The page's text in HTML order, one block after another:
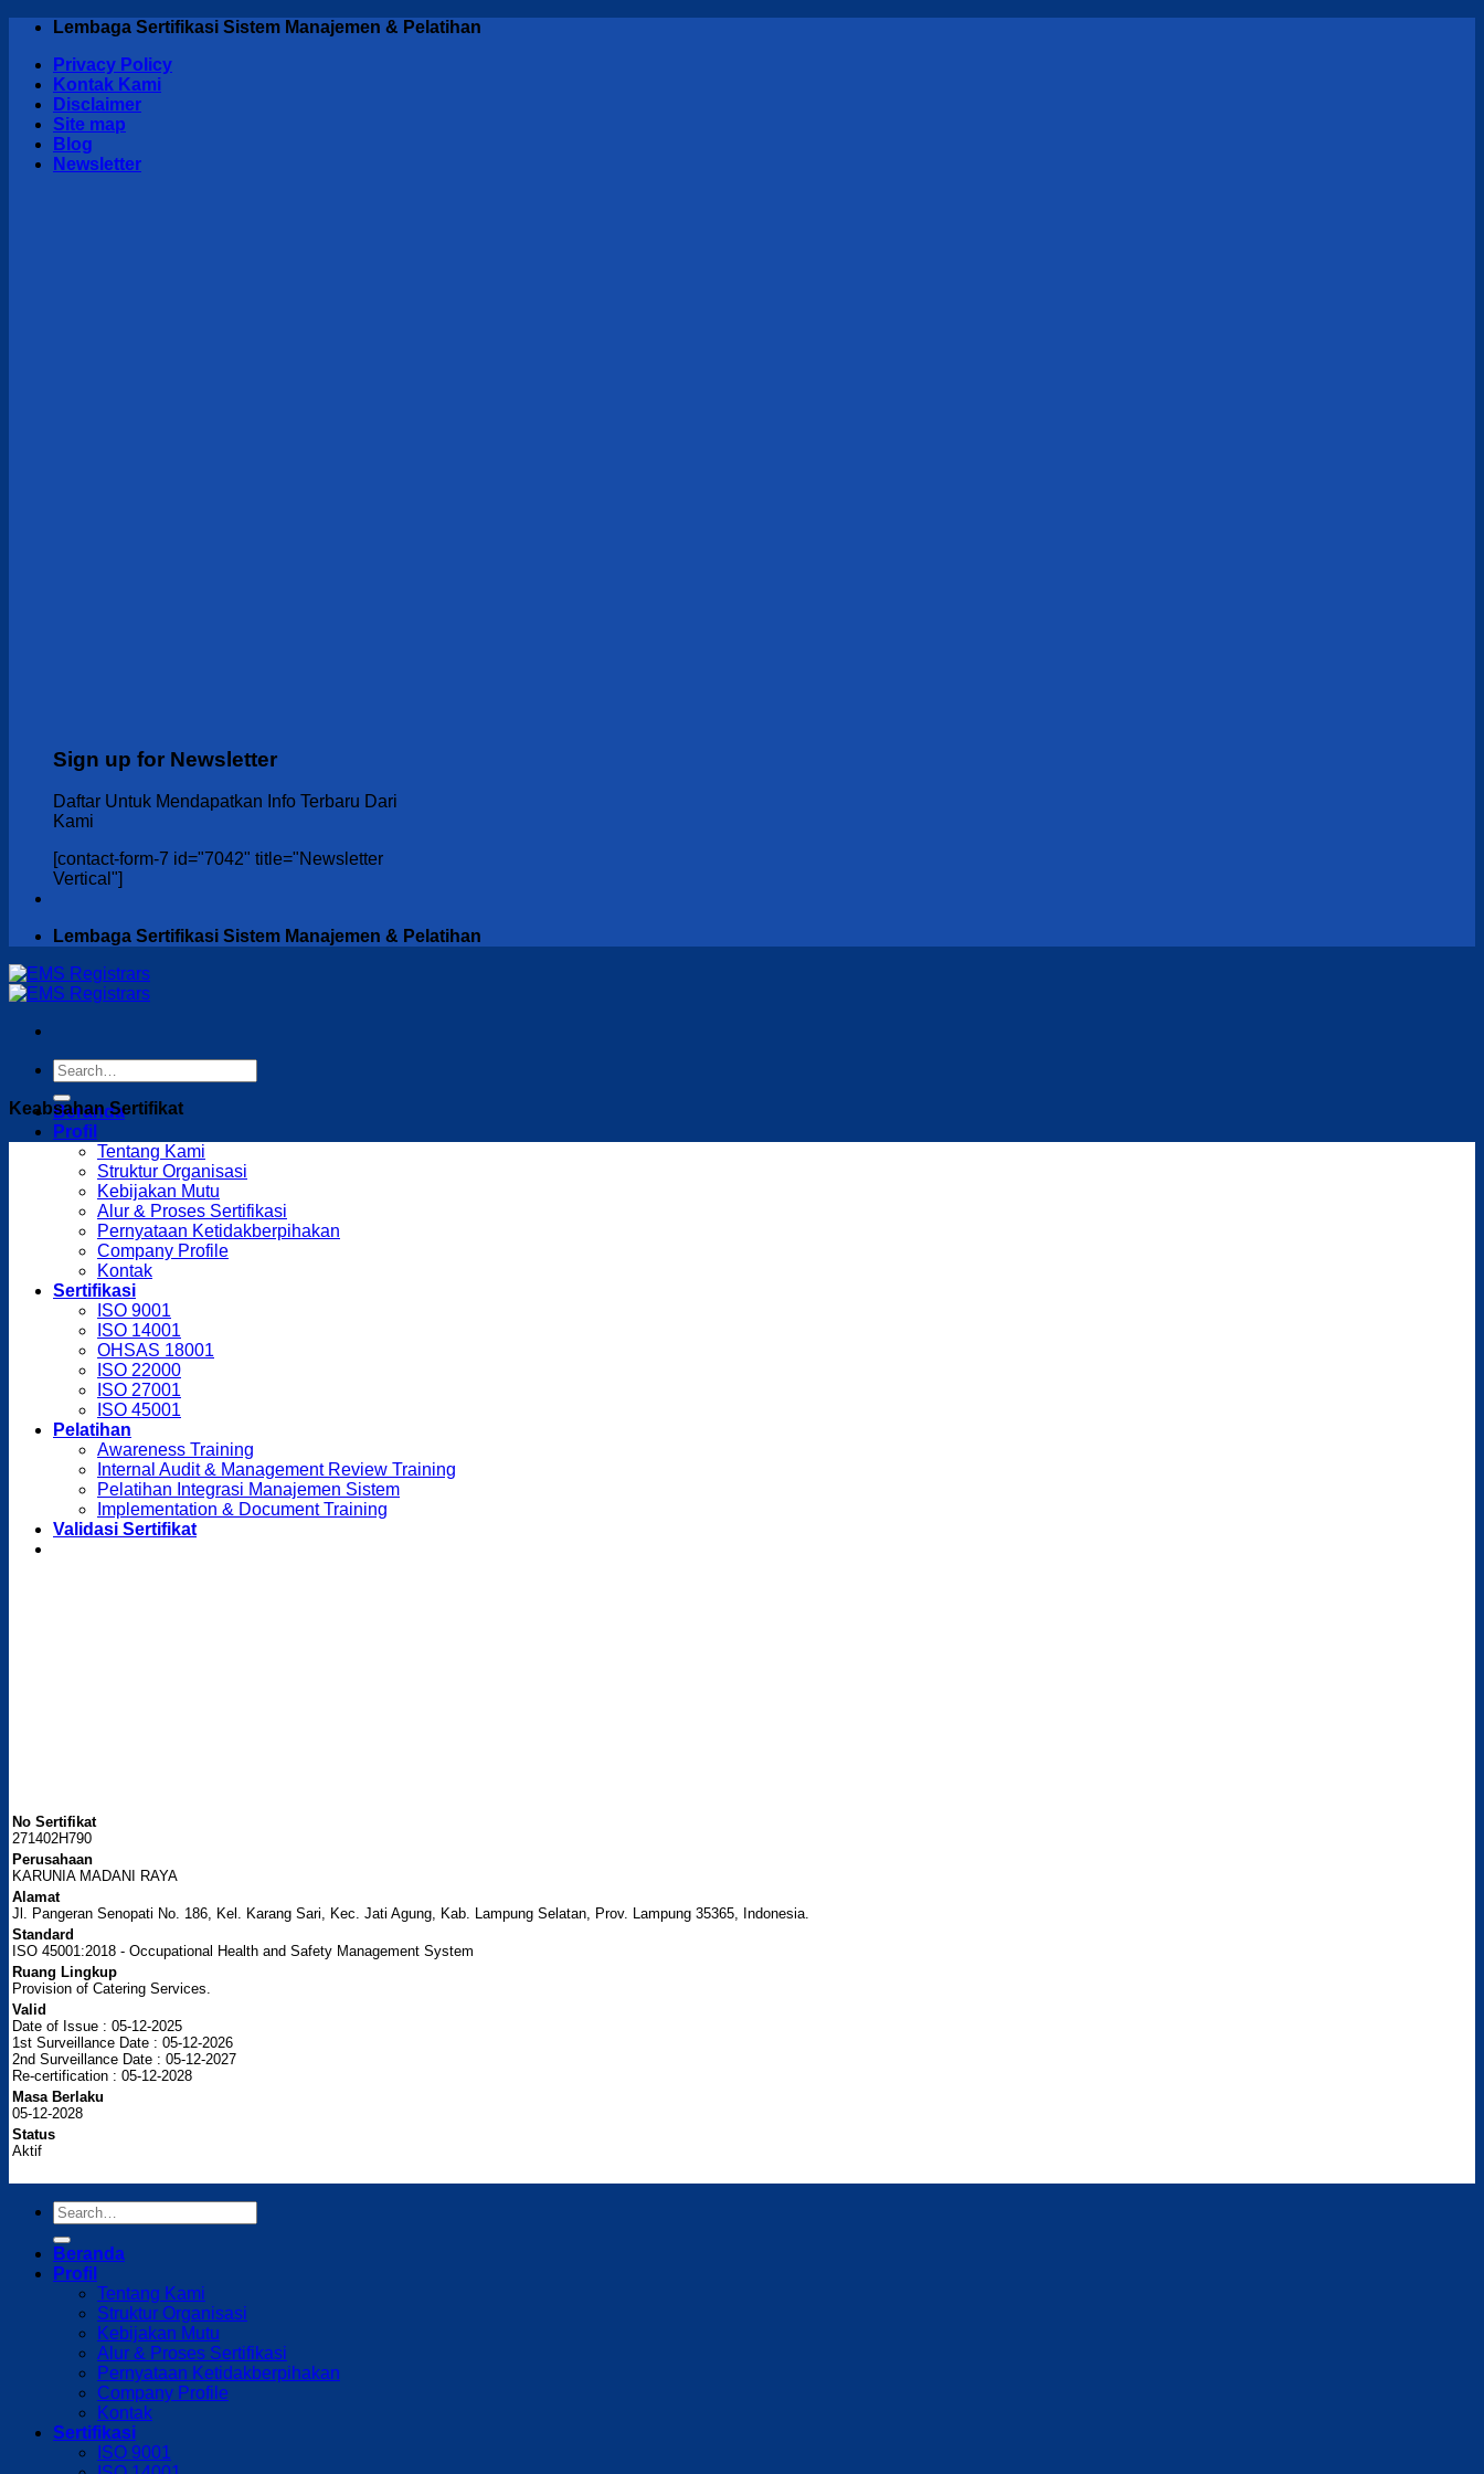
Skip
content
Lembaga Sertifikasi Sistem Manajemen & Pelatihan
Privacy Policy
Kontak Kami
Disclaimer
Site map
Blog
Newsletter
Sign up for Newsletter
Daftar Untuk Mendapatkan Info Terbaru Dari
Kami
[contact-form-7 id="7042" title="Newsletter
Vertical"]
Lembaga Sertifikasi Sistem Manajemen & Pelatihan
Beranda
Profil
Tentang Kami
Struktur Organisasi
Kebijakan Mutu
Alur & Proses Sertifikasi
Pernyataan Ketidakberpihakan
Company Profile
Kontak
Sertifikasi
ISO 9001
ISO 14001
OHSAS 18001
ISO 22000
ISO 27001
ISO 45001
Pelatihan
Awareness Training
Internal Audit & Management Review Training
Pelatihan Integrasi Manajemen Sistem
Implementation & Document Training
Validasi Sertifikat
Keabsahan Sertifikat
No Sertifikat
271402H790
Perusahaan
KARUNIA MADANI RAYA
Alamat
Jl. Pangeran Senopati No. 186, Kel. Karang Sari, Kec. Jati Agung, Kab. Lampung Selatan, Prov. Lampung 35365, Indonesia.
Standard
ISO 45001:2018 - Occupational Health and Safety Management System
Ruang Lingkup
Provision of Catering Services.
Valid
Date of Issue : 05-12-2025
1st Surveillance Date : 05-12-2026
2nd Surveillance Date : 05-12-2027
Re-certification : 05-12-2028
Masa Berlaku
05-12-2028
Status
Aktif
Beranda
Profil
Tentang Kami
Struktur Organisasi
Kebijakan Mutu
Alur & Proses Sertifikasi
Pernyataan Ketidakberpihakan
Company Profile
Kontak
Sertifikasi
ISO 9001